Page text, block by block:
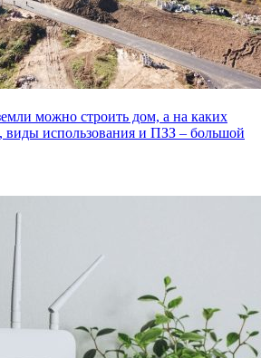
можно строить дом, а на каких
виды использования и ПЗЗ – большой